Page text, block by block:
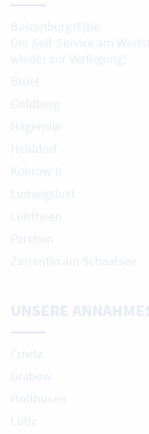
Boizenburg/Elbe
Der Self-Service am
wieder zur Verfügung!
Brüel
Goldberg
Hagenow
Heiddorf
Kobrow II
Ludwigslust
Lübtheen
Parchim
Zarrentin am Schaalsee
UNSERE
Crivitz
Grabow
Holthusen
Lübz